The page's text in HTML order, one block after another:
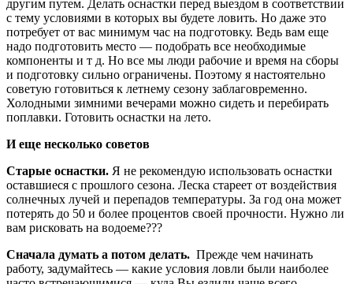
другим путем. Делать оснастки перед выездом в соответствии
с тему условиями в которых вы будете ловить. Но даже это
потребует от вас минимум час на подготовку. Ведь вам еще
надо подготовить место — подобрать все необходимые
компоненты и т д. Но все мы люди рабочие и время на сборы
и подготовку сильно ограничены. Поэтому я настоятельно
советую готовиться к летнему сезону заблаговременно.
Холодными зимними вечерами можно сидеть и перебирать
поплавки. Готовить оснастки на лето.
И еще несколько советов
Старые оснастки. Я не рекомендую использовать оснастки
оставшиеся с прошлого сезона. Леска стареет от воздействия
солнечных лучей и перепадов температуры. За год она может
потерять до 50 и более процентов своей прочности. Нужно ли
вам рисковать на водоеме???
Сначала думать а потом делать. Прежде чем начинать
работу, задумайтесь — какие условия ловли были наиболее